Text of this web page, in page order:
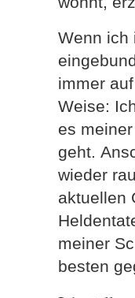
Wenn ich
immer
Weise:
es
geht.
wieder
aktuellen
meiner
besten